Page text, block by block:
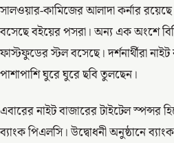
সালওয়ার-কামিজের আলাদা কর্নার
বসেছে বইয়ের পসরা। অন্য এক অংশে
ফাস্টফুডের স্টল বসেছে। দর্শনার্থীরা
পাশাপাশি ঘুরে ঘুরে ছবি তুলছেন।
এবারের নাইট বাজারের টাইটেল স্পন্সর
ব্যাংক পিএলসি। উদ্বোধনী অনুষ্ঠানে